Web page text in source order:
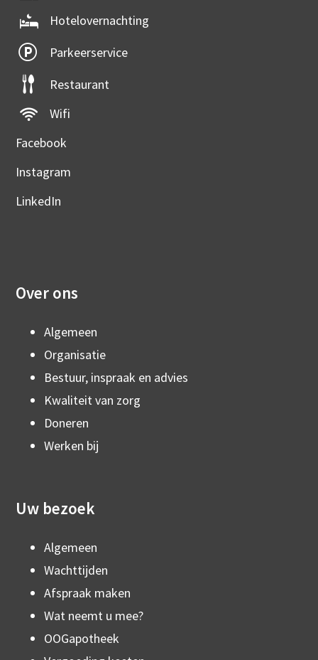
Over ons
Algemeen
Organisatie
Bestuur, inspraak en advies
Kwaliteit van zorg
Doneren
Werken bij
Uw bezoek
Algemeen
Wachttijden
Afspraak maken
Wat neemt u mee?
OOGapotheek
Hotelovernachting
Parkeerservice
Restaurant
Wifi
Facebook
Instagram
LinkedIn